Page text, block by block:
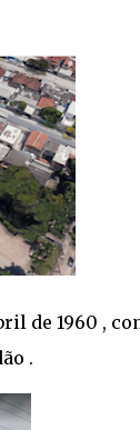
de 1960 ,
.